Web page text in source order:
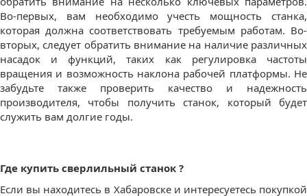
Во-первых, вам необходимо учесть мощность станка,
которая должна соответствовать требуемым работам. Во-
вторых, следует обратить внимание на наличие различных
насадок и функций, таких как регулировка частоты
вращения и возможность наклона рабочей платформы. Не
забудьте также проверить качество и надежность
производителя, чтобы получить станок, который будет
служить вам долгие годы.
Где купить сверлильный станок ?
Если вы находитесь в Хабаровске и интересуетесь покупкой